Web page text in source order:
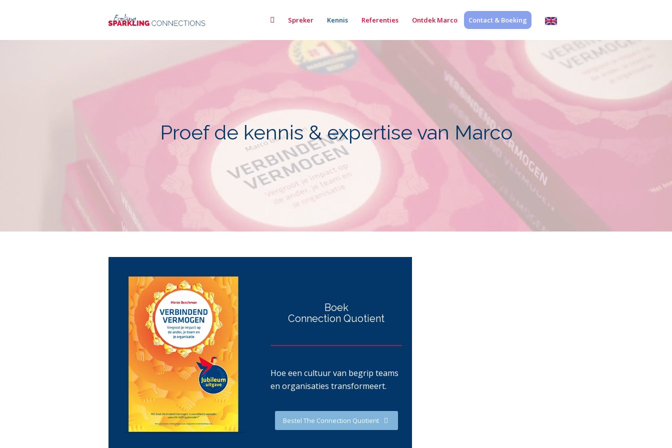
HomeSpreker Kennis Referenties Ontdek Marco Contact & Boeking English
website
Proef de kennis & expertise van Marco
Boek
Connection Quotient
Hoe een cultuur van begrip teams
en organisaties transformeert.
Bestel The Connection Quotient